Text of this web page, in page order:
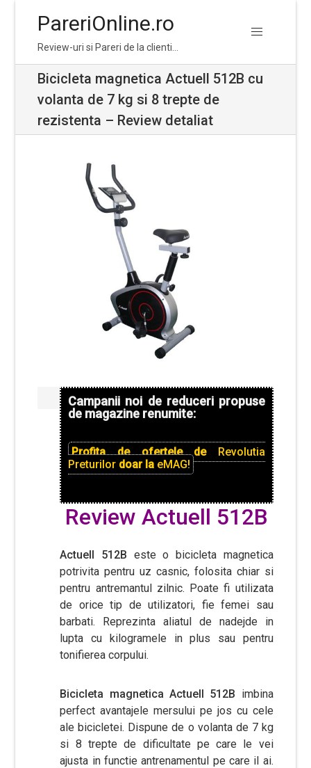
navigation
content
PareriOnline.ro
Review-uri si Pareri de la clienti…
Bicicleta magnetica Actuell 512B cu
volanta de 7 kg si 8 trepte de
rezistenta – Review detaliat
Campanii noi de reduceri propuse
de magazine renumite:
Profita de ofertele de Revolutia
Preturilor doar la eMAG!
Review Actuell 512B
Actuell 512B este o bicicleta magnetica
potrivita pentru uz casnic, folosita chiar si
pentru antremantul zilnic. Poate fi utilizata
de orice tip de utilizatori, fie femei sau
barbati. Reprezinta aliatul de nadejde in
lupta cu kilogramele in plus sau pentru
tonifierea corpului.
Bicicleta magnetica Actuell 512B imbina
perfect avantajele mersului pe jos cu cele
ale bicicletei. Dispune de o volanta de 7 kg
si 8 trepte de dificultate pe care le vei
ajusta in functie antrenamentul pe care il ai.